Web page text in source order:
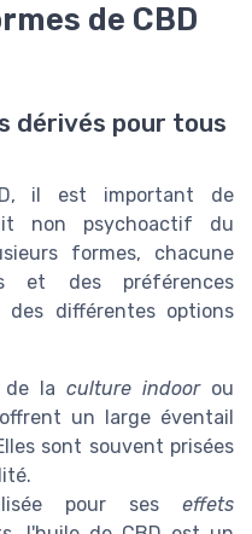
de CBD
dérivés pour tous
il est important de
non psychoactif du
formes, chacune
et des préférences
des différentes options
de laculture indoorou
un large éventail
sont souvent prisées
pour seseffets